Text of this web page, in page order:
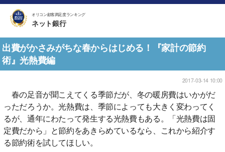
オリコン顧客満足度ランキング
ネット銀行
出費がかさみがちな春からはじめる！『家計の節約
術』光熱費編
2017-03-14 10:00
春の足音が聞こえてくる季節だが、冬の暖房費はいかがだ
っただろうか。光熱費は、季節によっても大きく変わってく
るが、通年にわたって発生する光熱費もある。「光熱費は固
定費だから」と節約をあきらめているなら、これから紹介す
る節約術を試してほしい。